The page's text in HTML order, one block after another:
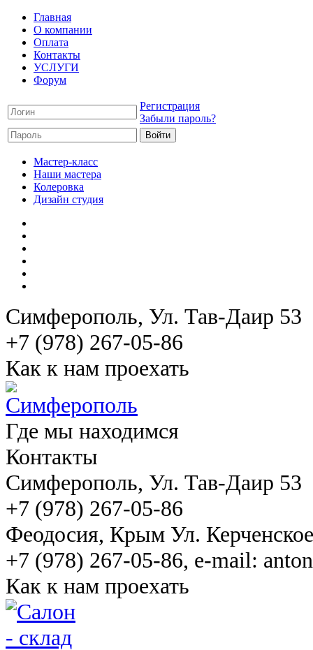
Главная
О компании
Оплата
Контакты
УСЛУГИ
Форум
Регистрация
Забыли пароль?
Мастер-класс
Наши мастера
Колеровка
Дизайн студия
Симферополь, Ул. Тав-Даир 53
+7 (978) 267-05-86
Как к нам проехать
Где мы находимся
Контакты
Симферополь, Ул. Тав-Даир 53
+7 (978) 267-05-86
Феодосия, Крым Ул.
+7 (978) 267-05-86, e-mail:
Как к нам проехать